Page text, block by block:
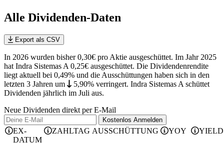
Alle Dividenden-Daten
Export als CSV
In 2026 wurden bisher 0,30€ pro Aktie ausgeschüttet. Im Jahr 2025
hat Indra Sistemas A 0,25€ ausgeschüttet. Die Dividendenrendite
liegt aktuell bei 0,49% und die Ausschüttungen haben sich in den
letzten 3 Jahren um 5,90% verringert. Indra Sistemas A schüttet
Dividenden jährlich im Juli aus.
Neue Dividenden direkt per E-Mail
Kostenlos Anmelden
EX-
DATUM
ZAHLTAG AUSSCHÜTTUNG YOY YIELD